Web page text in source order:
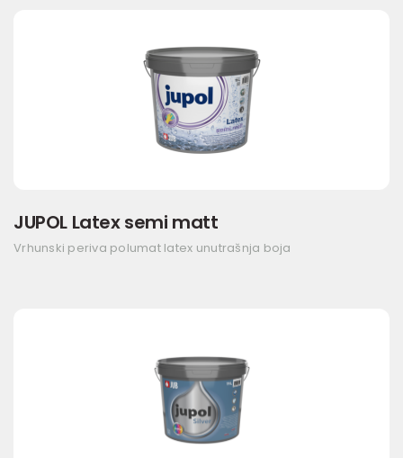
JUPOL Latex semi matt
Vrhunski periva polumat latex unutrašnja boja